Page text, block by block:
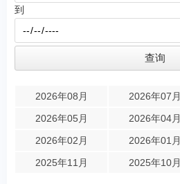
到
2026年08月 2026年07月
2026年05月
2026年04月
2026年02月
2026年01月
2025年11月
2025年10月